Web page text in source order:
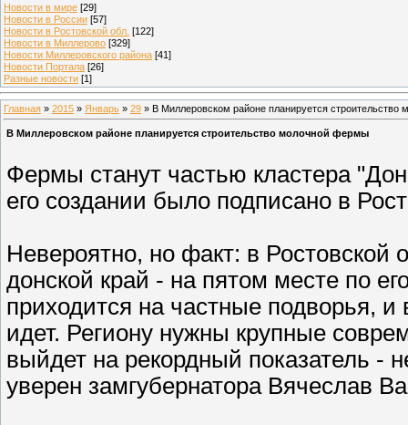
Новости в мире [29]
Новости в России [57]
Новости в Ростовской обл. [122]
Новости в Миллерово [329]
Новости Миллеровского района [41]
Новости Портала [26]
Разные новости [1]
Главная » 2015 » Январь » 29 » В Миллеровском районе планируется
В Миллеровском районе планируется строительство молочной фермы
Фермы станут частью кластера
его создании было подписано в
Невероятно, но факт: в
донской край - на пятом месте по
приходится на частные подворья, и
идет. Региону нужны крупные
выйдет на рекордный показатель -
уверен замгубернатора Вячеслав